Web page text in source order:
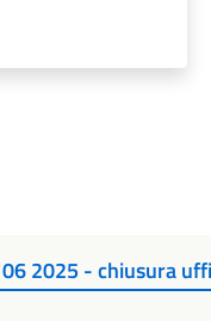
2025 - chiusura